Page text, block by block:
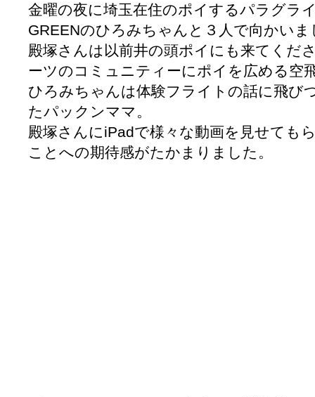
金曜の夜に埼玉在住のポイするパラグラ
GREENのひろみちゃんと３人で向かいま
殿塚さんは以前井の頭ポイにも来てくだ
ーツのコミュニティーにポイを広める空
ひろみちゃんは体験フライトの話に飛び
たパックンママ。
殿塚さんにiPadで様々な動画を見せても
ことへの期待感がたかまりました。